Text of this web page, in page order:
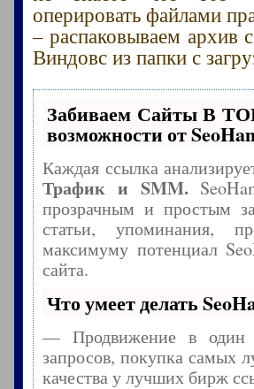
оперировать файлами
– распаковываем архив
Виндовс из папки с
Забиваем Сайты В
возможности от
Каждая ссылка
Трафик и SMM.
прозрачным и простым
статьи, упоминания,
максимуму потенциал
сайта.
Что умеет делать
— Продвижение в один
запросов, покупка самых
качества у лучших бирж